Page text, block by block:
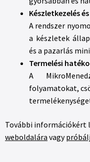
Készletkezelés
A rendszer
a készletek
és a pazarlás
Termelési
A
folyamatokat,
További információkért
weboldalára vagy